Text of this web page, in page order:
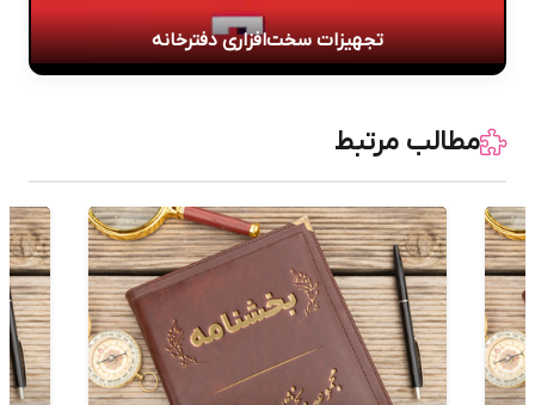
تجهیزات سخت‌افزاری دفترخانه
مطالب مرتبط